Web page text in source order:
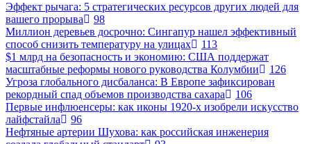
Эффект рычага: 5 стратегических ресурсов других людей для
вашего прорыва
98
Миллион деревьев досрочно: Сингапур нашел эффективный
способ снизить температуру на улицах
113
$1 млрд на безопасность и экономию: США поддержат
масштабные реформы нового руководства Колумбии
126
Угроза глобального дисбаланса: В Европе зафиксирован
рекордный спад объемов производства сахара
106
Первые инфлюенсеры: как иконы 1920-х изобрели искусство
лайфстайла
96
Нефтяные артерии Шухова: как российская инженерия